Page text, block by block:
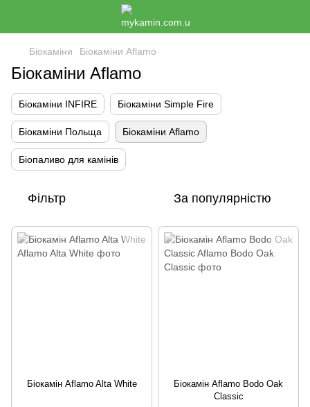
Біокаміни Біокаміни Aflamo
Біокаміни Aflamo
Біокаміни INFIRE Біокаміни Simple Fire
Біокаміни Польща Біокаміни Aflamo
Біопаливо для камінів
Фільтр За популярністю
Біокамін Aflamo Alta White
Біокамін Aflamo Bodo Oak
Classic